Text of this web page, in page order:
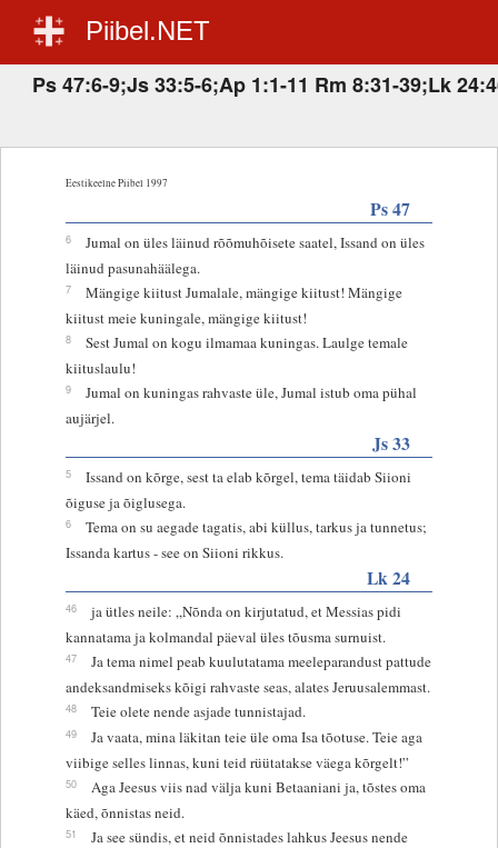
Piibel.NET
Ps 47:6-9;Js 33:5-6;Ap 1:1-11 Rm 8:31-39;Lk
Eestikeelne Piibel 1997
Ps 47
6
Jumal on üles läinud rõõmuhõisete saatel, Issand on üles
läinud pasunahäälega.
7
Mängige kiitust Jumalale, mängige kiitust! Mängige
kiitust meie kuningale, mängige kiitust!
8
Sest Jumal on kogu ilmamaa kuningas. Laulge temale
kiituslaulu!
9
Jumal on kuningas rahvaste üle, Jumal istub oma pühal
aujärjel.
Js 33
5
Issand on kõrge, sest ta elab kõrgel, tema täidab Siioni
õiguse ja õiglusega.
6
Tema on su aegade tagatis, abi küllus, tarkus ja tunnetus;
Issanda kartus - see on Siioni rikkus.
Lk 24
46
ja ütles neile: „Nõnda on kirjutatud, et Messias pidi
kannatama ja kolmandal päeval üles tõusma surnuist.
47
Ja tema nimel peab kuulutatama meeleparandust pattude
andeksandmiseks kõigi rahvaste seas, alates Jeruusalemmast.
48 Teie olete nende asjade tunnistajad.
49
Ja vaata, mina läkitan teie üle oma Isa tõotuse. Teie aga
viibige selles linnas, kuni teid rüütatakse väega kõrgelt!”
50
Aga Jeesus viis nad välja kuni Betaaniani ja, tõstes oma
käed, õnnistas neid.
51
Ja see sündis, et neid õnnistades lahkus Jeesus nende